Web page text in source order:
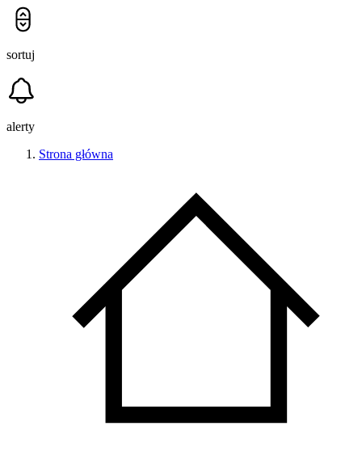
sortuj
alerty
Strona główna